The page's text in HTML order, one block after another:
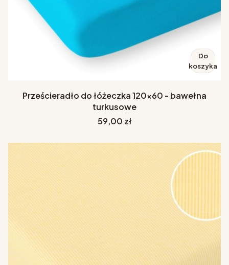
Do
koszyka
Prześcieradło do łóżeczka 120x60 - bawełna
turkusowe
Cena
59,00 zł